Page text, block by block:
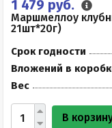
1 479 руб.
Маршмеллоу
21шт*20г)
Срок годности
Вложений в
Вес
В